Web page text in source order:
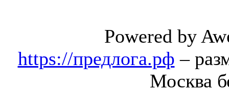
Powered by
https://предлога.рф –
Москва